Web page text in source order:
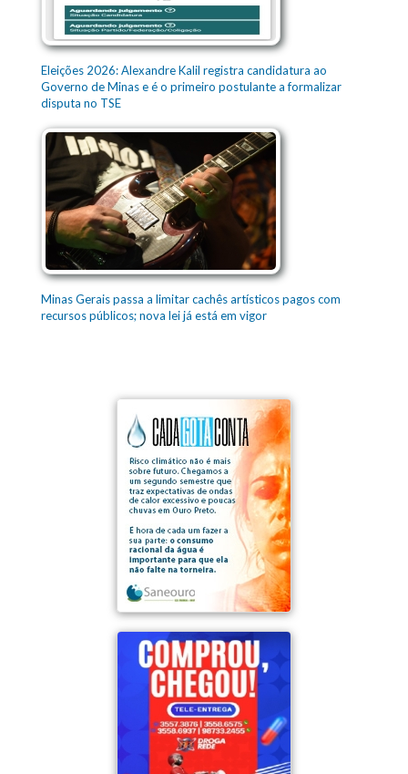
Eleições 2026: Alexandre Kalil registra candidatura ao
Governo de Minas e é o primeiro postulante a formalizar
disputa no TSE
Minas Gerais passa a limitar cachês artísticos pagos com
recursos públicos; nova lei já está em vigor